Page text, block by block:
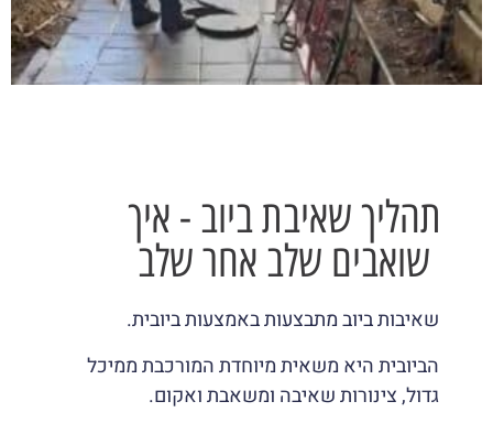
תהליך שאיבת ביוב - איך
שואבים שלב אחר שלב
שאיבות ביוב מתבצעות באמצעות ביובית.
הביובית היא משאית מיוחדת המורכבת ממיכל
גדול, צינורות שאיבה ומשאבת ואקום.